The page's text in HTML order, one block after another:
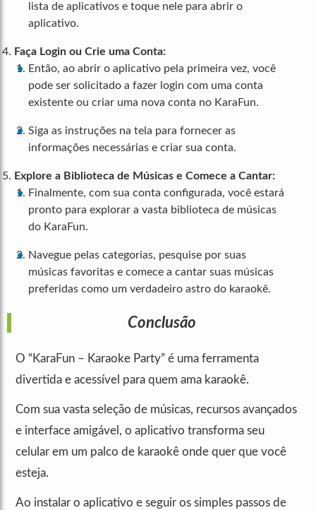
lista de aplicativos e toque nele para abrir o
aplicativo.
Faça Login ou Crie uma Conta:
Então, ao abrir o aplicativo pela primeira vez, você
pode ser solicitado a fazer login com uma conta
existente ou criar uma nova conta no KaraFun.
Siga as instruções na tela para fornecer as
informações necessárias e criar sua conta.
Explore a Biblioteca de Músicas e Comece a Cantar:
Finalmente, com sua conta configurada, você estará
pronto para explorar a vasta biblioteca de músicas
do KaraFun.
Navegue pelas categorias, pesquise por suas
músicas favoritas e comece a cantar suas músicas
preferidas como um verdadeiro astro do karaokê.
Conclusão
O “KaraFun – Karaoke Party” é uma ferramenta
divertida e acessível para quem ama karaokê.
Com sua vasta seleção de músicas, recursos avançados
e interface amigável, o aplicativo transforma seu
celular em um palco de karaokê onde quer que você
esteja.
Ao instalar o aplicativo e seguir os simples passos de